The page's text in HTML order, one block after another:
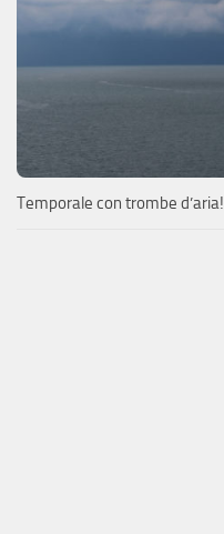
Temporale con trombe d’aria!